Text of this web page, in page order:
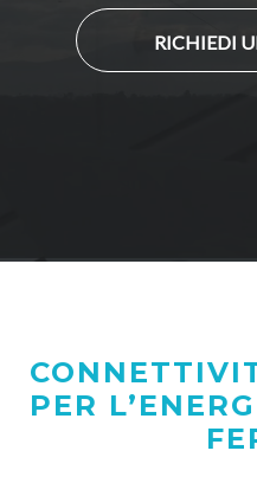
RICHIEDI
PER